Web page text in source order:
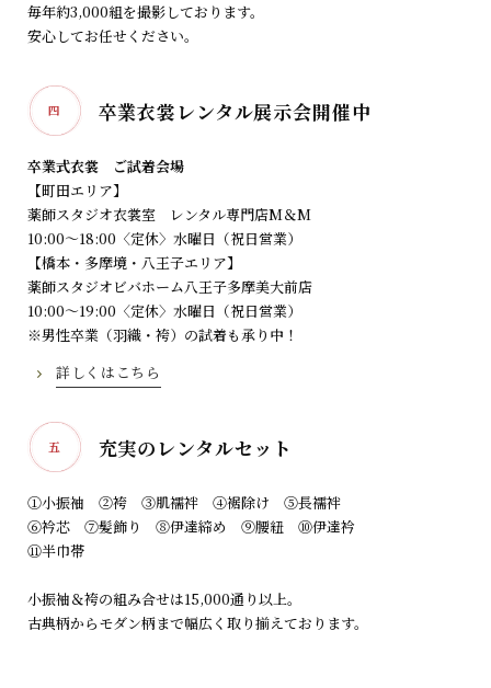
毎年約3,000組を撮影しております。
安心してお任せください。
四 卒業衣裳レンタル展示会開催中
卒業式衣裳 ご試着会場
【町田エリア】
薬師スタジオ衣裳室 レンタル専門店M＆M
10:00～18:00〈定休〉水曜日（祝日営業）
【橋本・多摩境・八王子エリア】
薬師スタジオビバホーム八王子多摩美大前店
10:00～19:00〈定休〉水曜日（祝日営業）
※男性卒業（羽織・袴）の試着も承り中！
詳しくはこちら
五 充実のレンタルセット
①小振袖 ②袴 ③肌襦袢 ④裾除け ⑤長襦袢
⑥衿芯 ⑦髪飾り ⑧伊達締め ⑨腰紐 ⑩伊達衿
⑪半巾帯
小振袖＆袴の組み合せは15,000通り以上。
古典柄からモダン柄まで幅広く取り揃えております。